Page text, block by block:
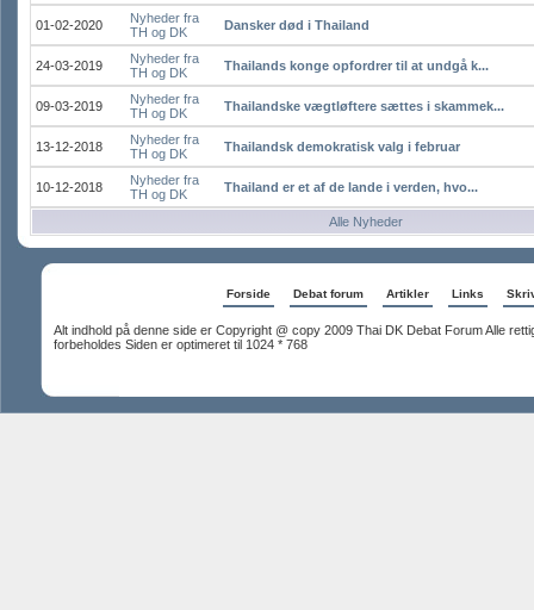
01-02-2020
Nyheder fra
TH og DK
Dansker død i Thailand
24-03-2019
Nyheder fra
TH og DK
Thailands konge opfordrer til at undgå k...
09-03-2019
Nyheder fra
TH og DK
Thailandske vægtløftere sættes i skammek...
13-12-2018
Nyheder fra
TH og DK
Thailandsk demokratisk valg i februar
10-12-2018
Nyheder fra
TH og DK
Thailand er et af de lande i verden, hvo...
Alle Nyheder
Forside Debat forum Artikler Links
Alt indhold på denne side er Copyright @ copy 2009 Thai DK Debat Forum Alle
forbeholdes Siden er optimeret til 1024 * 768